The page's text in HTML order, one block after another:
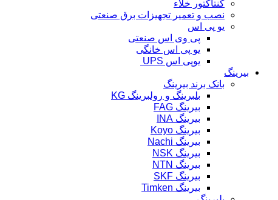
کنتاکتور خلاء
نصب و تعمیر تجهیزات برق صنعتی
یو پی اس
پی وی اس صنعتی
یو پی اس خانگی
یوپی اس UPS
بیرینگ
بانک برند بیرینگ
بلبرینگ و رولبرینگ KG
بیرینگ FAG
بیرینگ INA
بیرینگ Koyo
بیرینگ Nachi
بیرینگ NSK
بیرینگ NTN
بیرینگ SKF
بیرینگ Timken